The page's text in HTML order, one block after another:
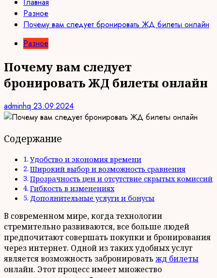
Разное
Почему вам следует бронировать ЖД билеты онлайн
Разное
Почему вам следует
бронировать ЖД билеты онлайн
adminhq 23.09.2024
Содержание
Удобство и экономия времени
Широкий выбор и возможность сравнения
Прозрачность цен и отсутствие скрытых комиссий
Гибкость в изменениях
Дополнительные услуги и бонусы
В современном мире, когда технологии
стремительно развиваются, все больше людей
предпочитают совершать покупки и бронирования
через интернет. Одной из таких удобных услуг
является возможность забронировать жд билеты
онлайн. Этот процесс имеет множество